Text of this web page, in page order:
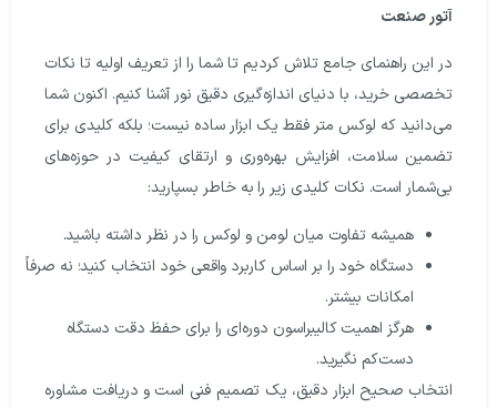
آتور صنعت
در این راهنمای جامع تلاش کردیم تا شما را از تعریف اولیه تا نکات
تخصصی خرید، با دنیای اندازه‌گیری دقیق نور آشنا کنیم. اکنون شما
می‌دانید که لوکس متر فقط یک ابزار ساده نیست؛ بلکه کلیدی برای
تضمین سلامت، افزایش بهره‌وری و ارتقای کیفیت در حوزه‌های
بی‌شمار است. نکات کلیدی زیر را به خاطر بسپارید:
همیشه تفاوت میان لومن و لوکس را در نظر داشته باشید.
دستگاه خود را بر اساس کاربرد واقعی خود انتخاب کنید؛ نه صرفاً
امکانات بیشتر.
هرگز اهمیت کالیبراسون دوره‌ای را برای حفظ دقت دستگاه
دست‌کم نگیرید.
انتخاب صحیح ابزار دقیق، یک تصمیم فنی است و دریافت مشاوره